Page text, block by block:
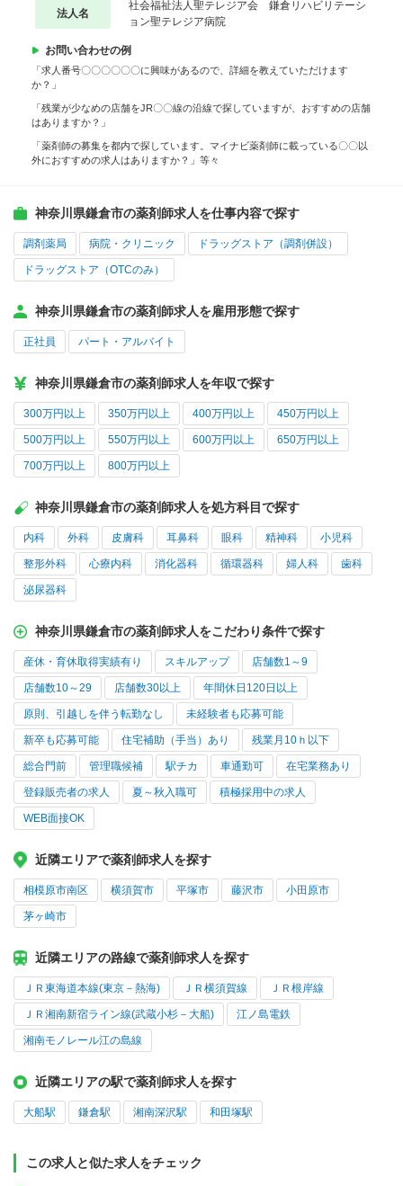
法人名
社会福祉法人聖テレジア会 鎌倉リハビリテーシ
ョン聖テレジア病院
お問い合わせの例
「求人番号〇〇〇〇〇〇に興味があるので、詳細を教えていただけます
か？」
「残業が少なめの店舗をJR〇〇線の沿線で探していますが、おすすめの店舗
はありますか？」
「薬剤師の募集を都内で探しています。マイナビ薬剤師に載っている〇〇以
外におすすめの求人はありますか？」等々
神奈川県鎌倉市の薬剤師求人を仕事内容で探す
調剤薬局 病院・クリニック ドラッグストア（調剤併設）
ドラッグストア（OTCのみ）
神奈川県鎌倉市の薬剤師求人を雇用形態で探す
正社員 パート・アルバイト
神奈川県鎌倉市の薬剤師求人を年収で探す
300万円以上 350万円以上 400万円以上 450万円以上
500万円以上 550万円以上 600万円以上 650万円以上
700万円以上 800万円以上
神奈川県鎌倉市の薬剤師求人を処方科目で探す
内科 外科 皮膚科 耳鼻科 眼科 精神科 小児科
整形外科 心療内科 消化器科 循環器科 婦人科 歯科
泌尿器科
神奈川県鎌倉市の薬剤師求人をこだわり条件で探す
産休・育休取得実績有り スキルアップ 店舗数1～9
店舗数10～29 店舗数30以上 年間休日120日以上
原則、引越しを伴う転勤なし 未経験者も応募可能
新卒も応募可能 住宅補助（手当）あり 残業月10ｈ以下
総合門前 管理職候補 駅チカ 車通勤可 在宅業務あり
登録販売者の求人 夏～秋入職可 積極採用中の求人
WEB面接OK
近隣エリアで薬剤師求人を探す
相模原市南区 横須賀市 平塚市 藤沢市 小田原市
茅ヶ崎市
近隣エリアの路線で薬剤師求人を探す
ＪＲ東海道本線(東京－熱海) ＪＲ横須賀線 ＪＲ根岸線
ＪＲ湘南新宿ライン線(武蔵小杉－大船) 江ノ島電鉄
湘南モノレール江の島線
近隣エリアの駅で薬剤師求人を探す
大船駅 鎌倉駅 湘南深沢駅 和田塚駅
この求人と似た求人をチェック